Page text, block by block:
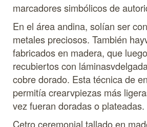
marcadores simbólicos de
En el área andina, solían ser
metales preciosos. También
fabricados en madera, que
recubiertos con
cobre dorado. Esta técnica de
permitía crearvpiezas más
vez fueran doradas o plateadas.
Cetro ceremonial tallado en